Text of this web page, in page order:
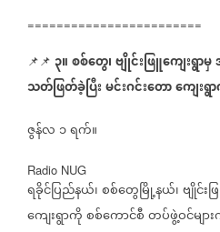
========================
📌📌 ၃။စစ်တွေ၊ဗျိုင်းဖြူကျေးရွာမှ
သတ်ဖြတ်ခဲ့ပြီးမင်းဂင်းတောကျေးရွ
ဇွန်လ ၁ရက်။
Radio NUG
ရခိုင်ပြည်နယ်၊စစ်တွေမြို့နယ်၊ဗျိုင်း
ကျေးရွာကိုစစ်ကောင်စီတပ်ဖွဲ့ဝင်မျာ